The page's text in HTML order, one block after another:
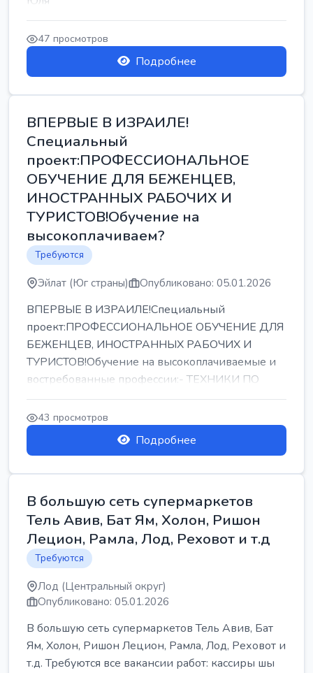
47 просмотров
Подробнее
ВПЕРВЫЕ В ИЗРАИЛЕ!
Специальный
проект:ПРОФЕССИОНАЛЬНОЕ
ОБУЧЕНИЕ ДЛЯ БЕЖЕНЦЕВ,
ИНОСТРАННЫХ РАБОЧИХ И
ТУРИСТОВ!Обучение на
высокоплачиваем?
Требуются
Эйлат (Юг страны) Опубликовано: 05.01.2026
ВПЕРВЫЕ В ИЗРАИЛЕ!Специальный
проект:ПРОФЕССИОНАЛЬНОЕ ОБУЧЕНИЕ ДЛЯ
БЕЖЕНЦЕВ, ИНОСТРАННЫХ РАБОЧИХ И
ТУРИСТОВ!Обучение на высокоплачиваемые и
востребованные профессии:- ТЕХНИКИ ПО
РЕМОНТУ КОНДИЦИОНЕРОВ-...
43 просмотров
Подробнее
В большую сеть супермаркетов
Тель Авив, Бат Ям, Холон, Ришон
Лецион, Рамла, Лод, Реховот и т.д
Требуются
Лод (Центральный округ)
Опубликовано: 05.01.2026
В большую сеть супермаркетов Тель Авив, Бат
Ям, Холон, Ришон Лецион, Рамла, Лод, Реховот и
т.д. Требуются все вакансии работ: кассиры шы